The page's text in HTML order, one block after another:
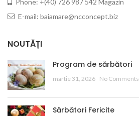
Phone: +(40) 726 987 542 Magazin
E-mail: baiamare@ncconcept.biz
NOUTĂȚI
Program de sărbători
martie 31, 2026 No Comments
Sărbători Fericite